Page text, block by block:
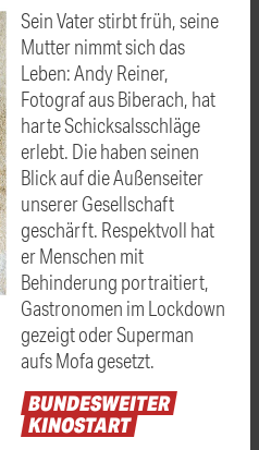
Sein Vater stirbt früh, seine
Mutter nimmt sich das
Leben: Andy Reiner,
Fotograf aus Biberach, hat
harte Schicksalsschläge
erlebt. Die haben seinen
Blick auf die Außenseiter
unserer Gesellschaft
geschärft. Respektvoll hat
er Menschen mit
Behinderung portraitiert,
Gastronomen im Lockdown
gezeigt oder Superman
aufs Mofa gesetzt.
BUNDESWEITER
KINOSTART